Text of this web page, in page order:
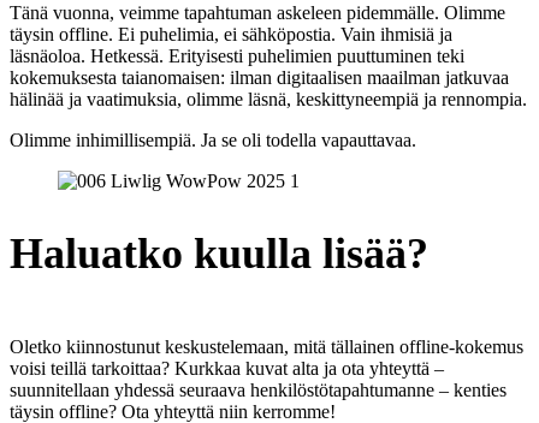
Tänä vuonna, veimme tapahtuman askeleen pidemmälle. Olimme
täysin offline. Ei puhelimia, ei sähköpostia. Vain ihmisiä ja
läsnäoloa. Hetkessä. Erityisesti puhelimien puuttuminen teki
kokemuksesta taianomaisen: ilman digitaalisen maailman jatkuvaa
hälinää ja vaatimuksia, olimme läsnä, keskittyneempiä ja rennompia.
Olimme inhimillisempiä. Ja se oli todella vapauttavaa.
Haluatko kuulla lisää?
Oletko kiinnostunut keskustelemaan, mitä tällainen offline-kokemus
voisi teillä tarkoittaa? Kurkkaa kuvat alta ja ota yhteyttä –
suunnitellaan yhdessä seuraava henkilöstötapahtumanne – kenties
täysin offline? Ota yhteyttä niin kerromme!